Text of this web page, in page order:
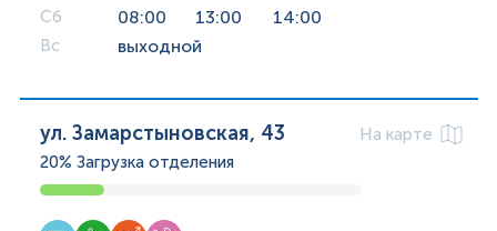
Сб 08:00 13:00 14:00
Вс выходной
ул. Замарстыновская, 43
На карте
20% Загрузка отделения